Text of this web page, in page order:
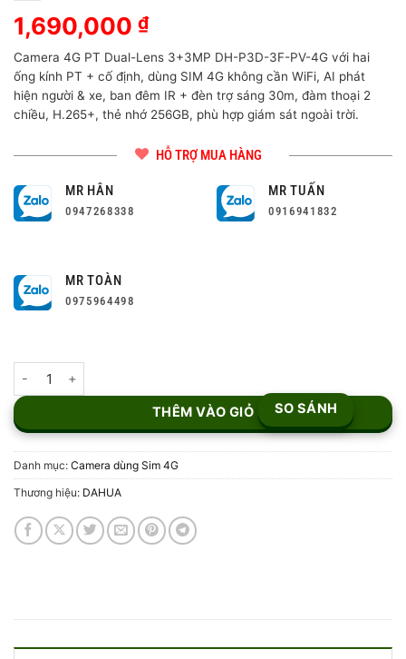
1,690,000 ₫
Camera 4G PT Dual-Lens 3+3MP DH-P3D-3F-PV-4G với hai
ống kính PT + cố định, dùng SIM 4G không cần WiFi, AI phát
hiện người & xe, ban đêm IR + đèn trợ sáng 30m, đàm thoại 2
chiều, H.265+, thẻ nhớ 256GB, phù hợp giám sát ngoài trời.
HỖ TRỢ MUA HÀNG
MR HÂN
0947268338
MR TUẤN
0916941832
MR TOÀN
0975964498
THÊM VÀO GIỎ SO SÁNH
Danh mục: Camera dùng Sim 4G
Thương hiệu: DAHUA